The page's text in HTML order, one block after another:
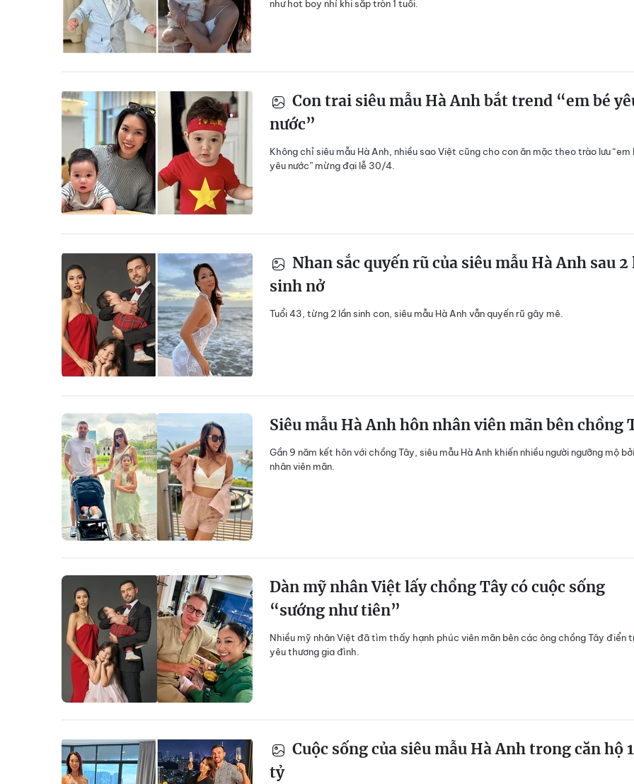
như hot boy nhí khi sắp tròn 1 tuổi.
Con trai siêu mẫu Hà Anh bắt trend “em bé
nước”
Không chỉ siêu mẫu Hà Anh, nhiều sao Việt cũng cho con ăn mặc theo trào lưu “em
yêu nước” mừng đại lễ 30/4.
Nhan sắc quyến rũ của siêu mẫu Hà Anh sau 2
sinh nở
Tuổi 43, từng 2 lần sinh con, siêu mẫu Hà Anh vẫn quyến rũ gây mê.
Siêu mẫu Hà Anh hôn nhân viên mãn bên chồng
Gần 9 năm kết hôn với chồng Tây, siêu mẫu Hà Anh khiến nhiều người ngưỡng mộ
nhân viên mãn.
Dàn mỹ nhân Việt lấy chồng Tây có cuộc sống
“sướng như tiên”
Nhiều mỹ nhân Việt đã tìm thấy hạnh phúc viên mãn bên các ông chồng Tây điển
yêu thương gia đình.
Cuộc sống của siêu mẫu Hà Anh trong căn hộ
tỷ